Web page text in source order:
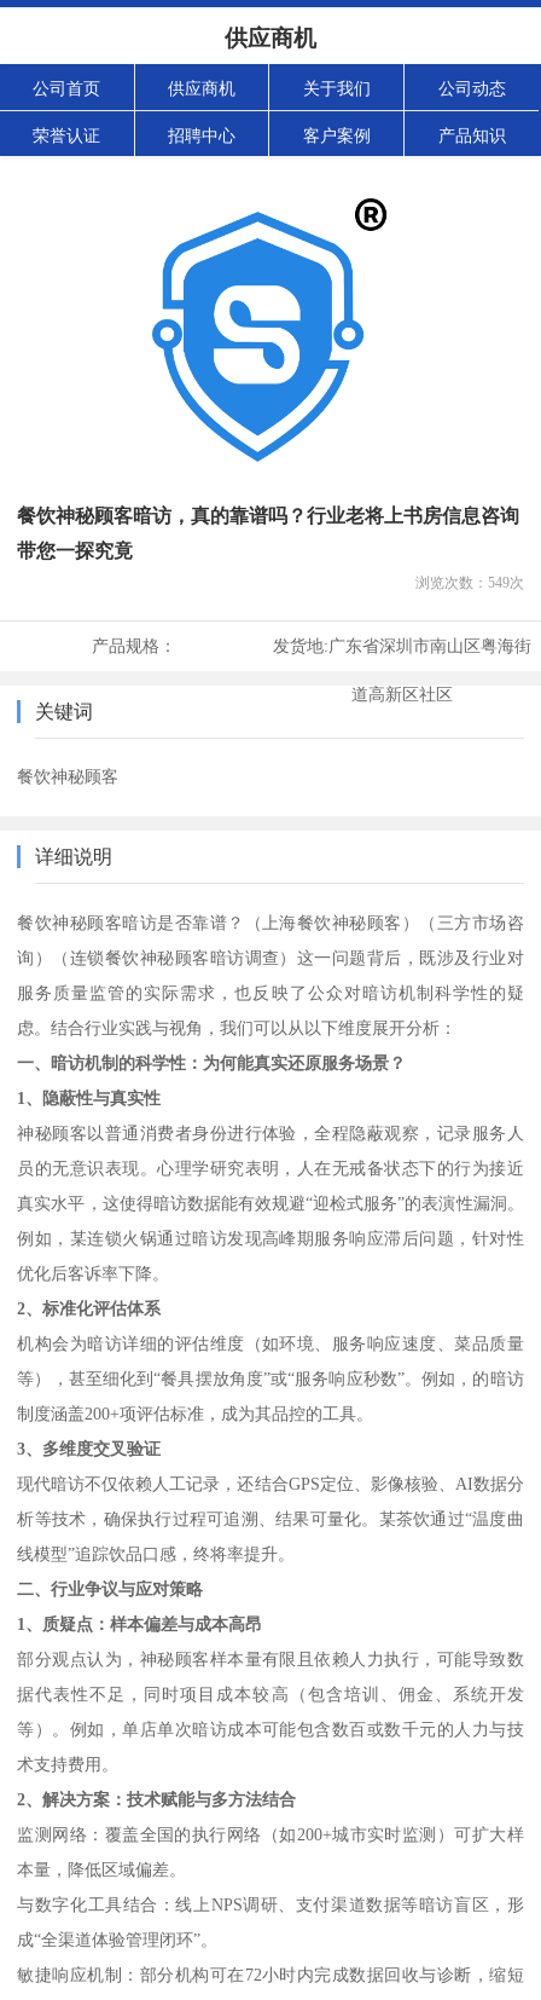
供应商机
公司首页 供应商机 关于我们 公司动态
荣誉认证 招聘中心 客户案例 产品知识
餐饮神秘顾客暗访，真的靠谱吗？行业老将上书房信息咨询
带您一探究竟
浏览次数： 549次
产品规格： 发货地:广东省深圳市南山区粤海街
道高新区社区
关键词
餐饮神秘顾客
详细说明
餐饮神秘顾客暗访是否靠谱？ （上海餐饮神秘顾客 ）（ 三方市场咨
询）（连锁餐饮神秘顾客暗访调查） 这一问题背后，既涉及行业对
服务质量监管的实际需求，也反映了公众对暗访机制科学性的疑
虑。结合行业实践与视角，我们可以从以下维度展开分析：
一、暗访机制的科学性：为何能真实还原服务场景？
1、
隐蔽性与真实性
神秘顾客以普通消费者身份进行体验，全程隐蔽观察，记录服务人
员的无意识表现。心理学研究表明，人在无戒备状态下的行为接近
真实水平，这使得暗访数据能有效规避“迎检式服务”的表演性漏洞。
例如，某连锁火锅通过暗访发现高峰期服务响应滞后问题，针对性
优化后客诉率下降。
2、标准化评估体系
机构会为暗访详细的评估维度（如环境、服务响应速度、菜品质量
等），甚至细化到“餐具摆放角度”或“服务响应秒数”。例如，的暗访
制度涵盖200+项评估标准，成为其品控的工具。
3、 多维度交叉验证
现代暗访不仅依赖人工记录，还结合GPS定位、影像核验、AI数据分
析等技术，确保执行过程可追溯、结果可量化。某茶饮通过“温度曲
线模型”追踪饮品口感，终将率提升。
二、行业争议与应对策略
1、 质疑点：样本偏差与成本高昂
部分观点认为，神秘顾客样本量有限且依赖人力执行，可能导致数
据代表性不足，同时项目成本较高（包含培训、佣金、系统开发
等）。例如，单店单次暗访成本可能包含数 百或数千元的人力与技
术支持费用。
2、解决方案：技术赋能与多方法结合
监测网络：覆盖全国的执行网络（如200+城市实时监测）可扩大样
本量，降低区域偏差。
与数字化工具结合：线上NPS调研、支付渠道数据等暗访盲区，形
成“全渠道体验管理闭环”。
敏捷响应机制：部分机构可在72小时内完成数据回收与诊断，缩短